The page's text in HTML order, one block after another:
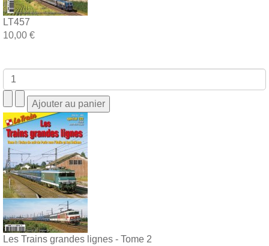
LT457
10,00 €
Les Trains grandes lignes - Tome 2